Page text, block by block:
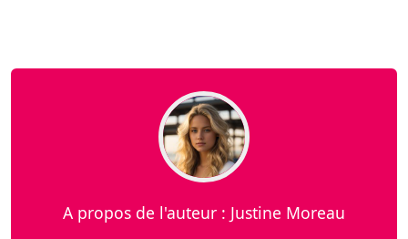
A propos de l'auteur : Justine Moreau